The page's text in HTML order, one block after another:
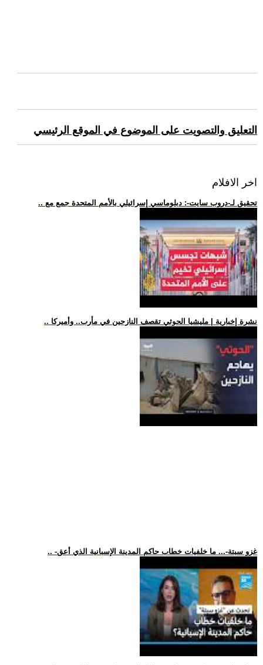
التعليق والتصويت على الموضوع في الموقع الرئيسي
اخر الافلام
.. تحقيق لـ-دروب سايت-: دبلوماسي إسرائيلي بالأمم المتحدة جمع مع
.. نشرة إخبارية | مليشيا الحوثي تقصف النازحين في مأرب.. وأميركا
.. -غزو سبتة-... ما خلفيات خطاب حاكم المدينة الإسبانية الذي أعق